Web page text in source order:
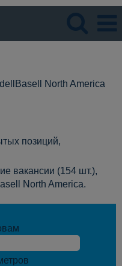
North America
позиций,
вакансии (154 шт.),
North America.